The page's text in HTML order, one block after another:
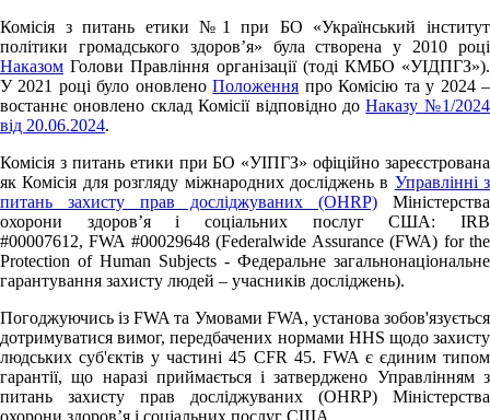
Комісія з питань етики №1 при БО «Український інститут
політики громадського здоров’я» була створена у 2010 році
Наказом Голови Правління організації (тоді КМБО «УІДПГЗ»).
У 2021 році було оновленоПоложення про Комісію та у 2024 –
востаннє оновлено склад Комісії відповідно доНаказу №1/2024
від 20.06.2024.
Комісія з питань етики при БО «УІПГЗ» офіційно зареєстрована
як Комісія для розгляду міжнародних досліджень в Управлінні з
питань захисту прав досліджуваних (OHRP) Міністерства
охорони здоров’я і соціальних послуг США: IRB
#00007612, FWA #00029648 (Federalwide Assurance (FWA) for the
Protection of Human Subjects - Федеральне загальнонаціональне
гарантування захисту людей – учасників досліджень).
Погоджуючись із FWA та Умовами FWA, установа зобов'язується
дотримуватися вимог, передбачених нормами HHS щодо захисту
людських суб'єктів у частині 45 CFR 45. FWA є єдиним типом
гарантії, що наразі приймається і затверджено Управлінням з
питань захисту прав досліджуваних (OHRP) Міністерства
охорони здоров’я і соціальних послуг США.